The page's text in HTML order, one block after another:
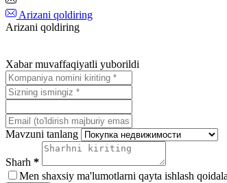
Arizani qoldiring
Arizani qoldiring
Xabar muvaffaqiyatli yuborildi
Mavzuni tanlang
Sharh *
Men shaxsiy ma'lumotlarni qayta ishlash